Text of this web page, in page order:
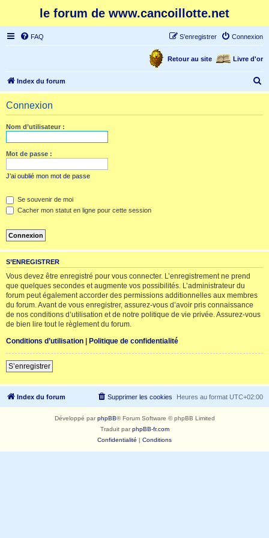
le forum de www.cancoillotte.net
FAQ Connexion
S’enregistrer
Livre d'or
Retour au site
Index du forum
e
Connexion
Nom d’utilisateur :
Mot de passe :
J’ai oublié mon mot de passe
Se souvenir de moi
Cacher mon statut en ligne pour cette session
S’ENREGISTRER
Vous devez être enregistré pour vous connecter. L’enregistrement ne prend
que quelques secondes et augmente vos possibilités. L’administrateur du
forum peut également accorder des permissions additionnelles aux membres
du forum. Avant de vous enregistrer, assurez-vous d’avoir pris connaissance
de nos conditions d’utilisation et de notre politique de vie privée. Assurez-vous
de bien lire tout le règlement du forum.
Conditions d’utilisation | Politique de confidentialité
S’enregistrer
Index du forum Heures au format UTC+02:00
Supprimer les cookies
Développé parphpBB® Forum Software © phpBB Limited
Traduit parphpBB-fr.com
Confidentialité | Conditions